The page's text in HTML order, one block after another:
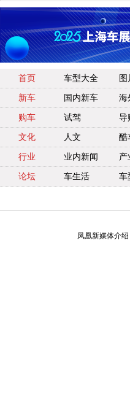
首页 车型大全 图
新车 国内新车 海
购车 试驾 导
文化 人文 酷
行业 业内新闻 产
论坛 车生活 车
凤凰新媒体介绍